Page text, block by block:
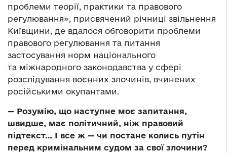
проблеми теорії, практики та правового
регулювання», присвячений річниці звільнення
Київщини, де вдалося обговорити проблеми
правового регулювання та питання
застосування норм національного
та міжнародного законодавства у сфері
розслідування воєнних злочинів, вчинених
російськими окупантами.
— Розумію, що наступне моє запитання,
швидше, має політичний, ніж правовий
підтекст… І все ж — чи постане колись путін
перед кримінальним судом за свої злочини?